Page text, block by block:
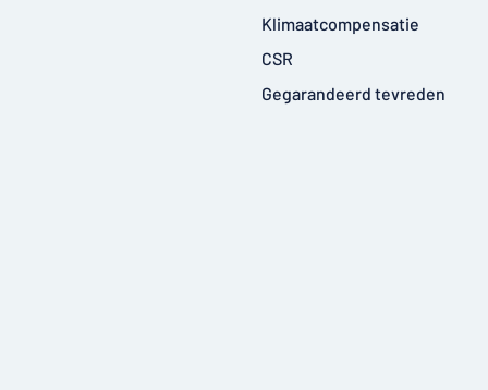
Klimaatcompensatie
CSR
Gegarandeerd tevreden